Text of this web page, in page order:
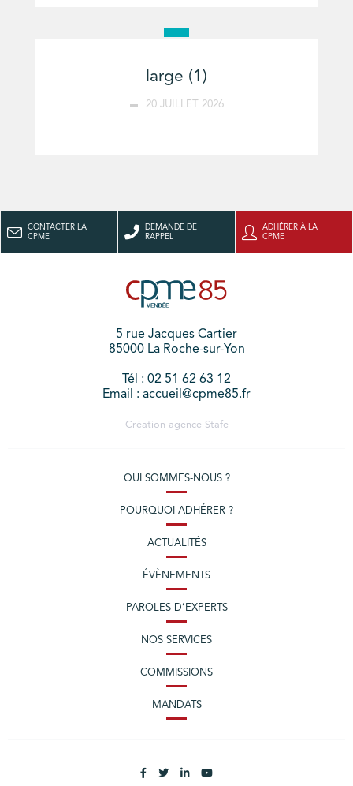
large (1)
20 JUILLET 2026
CONTACTER LA
CPME
DEMANDE DE
RAPPEL
ADHÉRER À LA
CPME
5 rue Jacques Cartier
85000 La Roche-sur-Yon
Tél : 02 51 62 63 12
Email : accueil@cpme85.fr
Création agence Stafe
QUI SOMMES-NOUS ?
POURQUOI ADHÉRER ?
ACTUALITÉS
ÉVÈNEMENTS
PAROLES D’EXPERTS
NOS SERVICES
COMMISSIONS
MANDATS